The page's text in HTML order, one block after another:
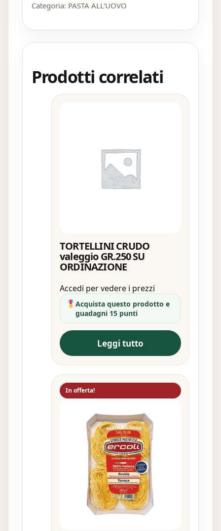
Categoria: PASTA ALL'UOVO
Prodotti correlati
TORTELLINI CRUDO
valeggio GR.250 SU
ORDINAZIONE
Accedi per vedere i prezzi
Acquista questo prodotto e
guadagni 15 punti
Leggi tutto
In offerta!